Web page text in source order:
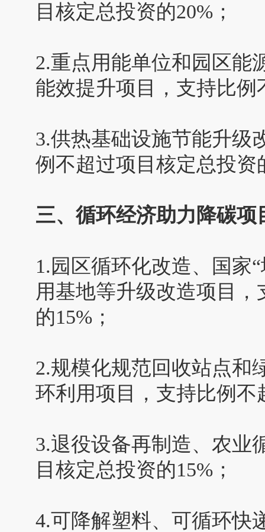
目核定总投资的20%；
2.重点用能单位和园区能
能效提升项目，支持比例
3.供热基础设施节能升级
例不超过项目核定总投资
三、循环经济助力降碳项
1.园区循环化改造、国家
用基地等升级改造项目
的15%；
2.规模化规范回收站点和
环利用项目，支持比例不
3.退役设备再制造、农业
目核定总投资的15%；
4.可降解塑料、可循环快